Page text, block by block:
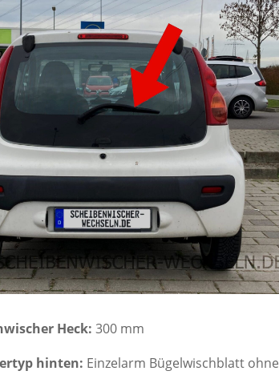
Heck: 300 mm
hinten: Einzelarm Bügelwischblatt ohne